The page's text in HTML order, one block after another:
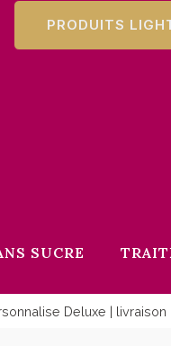
PRODUITS
SUCRE
Deluxe | livraison